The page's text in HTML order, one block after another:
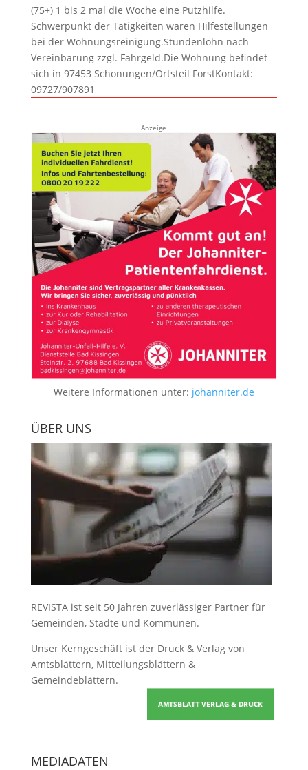
(75+) 1 bis 2 mal die Woche eine Putzhilfe.
Schwerpunkt der Tätigkeiten wären Hilfestellungen
bei der Wohnungsreinigung.Stundenlohn nach
Vereinbarung zzgl. Fahrgeld.Die Wohnung befindet
sich in 97453 Schonungen/Ortsteil ForstKontakt:
09727/907891
Anzeige
Weitere Informationen unter: johanniter.de
ÜBER UNS
REVISTA ist seit 50 Jahren zuverlässiger Partner für
Gemeinden, Städte und Kommunen.
Unser Kerngeschäft ist der Druck & Verlag von
Amtsblättern, Mitteilungsblättern &
Gemeindeblättern.
AMTSBLATT VERLAG & DRUCK
MEDIADATEN